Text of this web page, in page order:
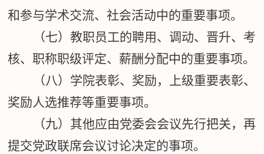
和参与学术交流、社会活动中的重要事项。
（七）教职员工的聘用、调动、晋升、考
核、职称职级评定、薪酬分配中的重要事项。
（八）学院表彰、奖励，上级重要表彰、
奖励人选推荐等重要事项。
（九）其他应由党委会会议先行把关，再
提交党政联席会议讨论决定的事项。